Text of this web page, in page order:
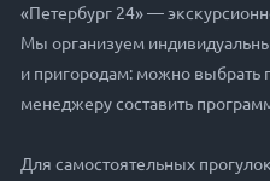
«Петербург 24» —
Мы организуем
и пригородам: можно выбрать
менеджеру составить
Для самостоятельных